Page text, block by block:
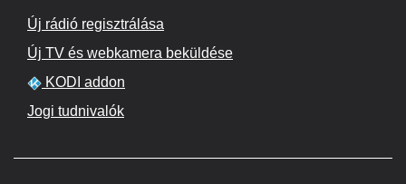
Új rádió regisztrálása
Új TV és webkamera beküldése
KODI addon
Jogi tudnivalók